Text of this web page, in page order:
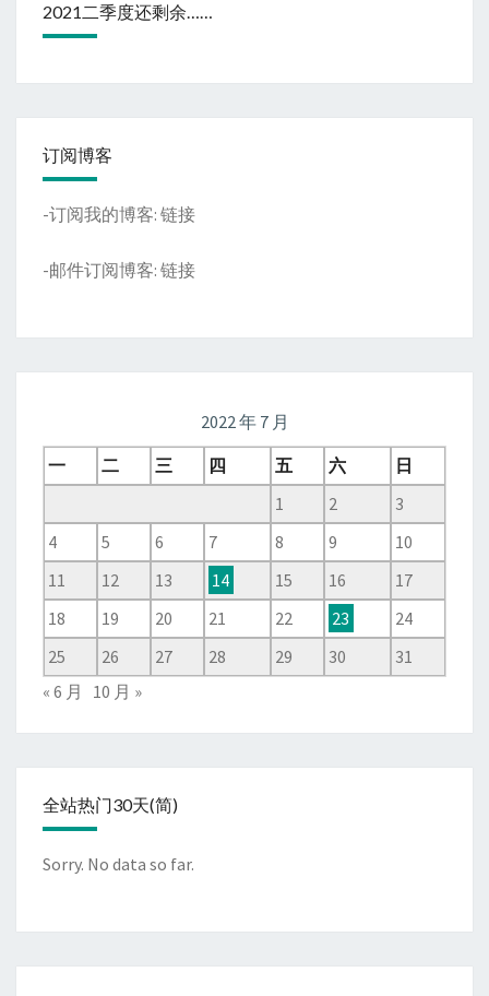
2021二季度还剩余……
订阅博客
-订阅我的博客: 链接
-邮件订阅博客: 链接
2022 年 7 月
一
二 三 四 五 六
日
1
2
3
4
5 6 7 8 9
10
11
12 13 14 15 16
17
18
19 20 21 22 23
24
25
26 27 28 29 30
31
« 6 月
10 月 »
全站热门30天(简)
Sorry. No data so far.